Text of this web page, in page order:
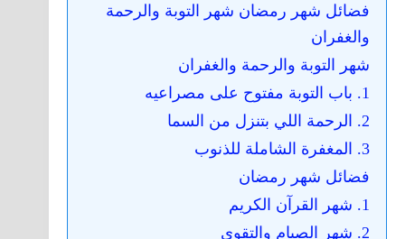
فضائل شهر رمضان شهر التوبة والرحمة
والغفران
شهر التوبة والرحمة والغفران
1. باب التوبة مفتوح على مصراعيه
2. الرحمة اللي بتنزل من السما
3. المغفرة الشاملة للذنوب
فضائل شهر رمضان
1. شهر القرآن الكريم
2. شهر الصيام والتقوى